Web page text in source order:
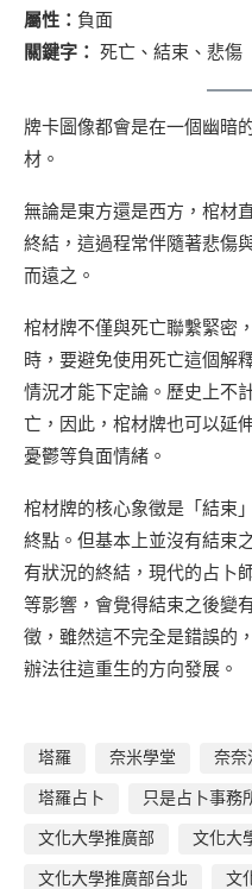
屬性： 負面
關鍵字： 死亡、結束、悲傷
牌卡圖像都會是在一個幽暗
材。
無論是東方還是西方，棺材
終結，這過程常伴隨著悲傷
而遠之。
棺材牌不僅與死亡聯繫緊密
時，要避免使用死亡這個解
情況才能下定論。歷史上不
亡，因此，棺材牌也可以延
憂鬱等負面情緒。
棺材牌的核心象徵是「結束
終點。但基本上並沒有結束
有狀況的終結，現代的占卜
等影響，會覺得結束之後變
徵，雖然這不完全是錯誤的
辦法往這重生的方向發展。
塔羅 奈米學堂 奈奈
塔羅占卜
只是占卜事務
文化大學推廣部
文化大
文化大學推廣部台北
文